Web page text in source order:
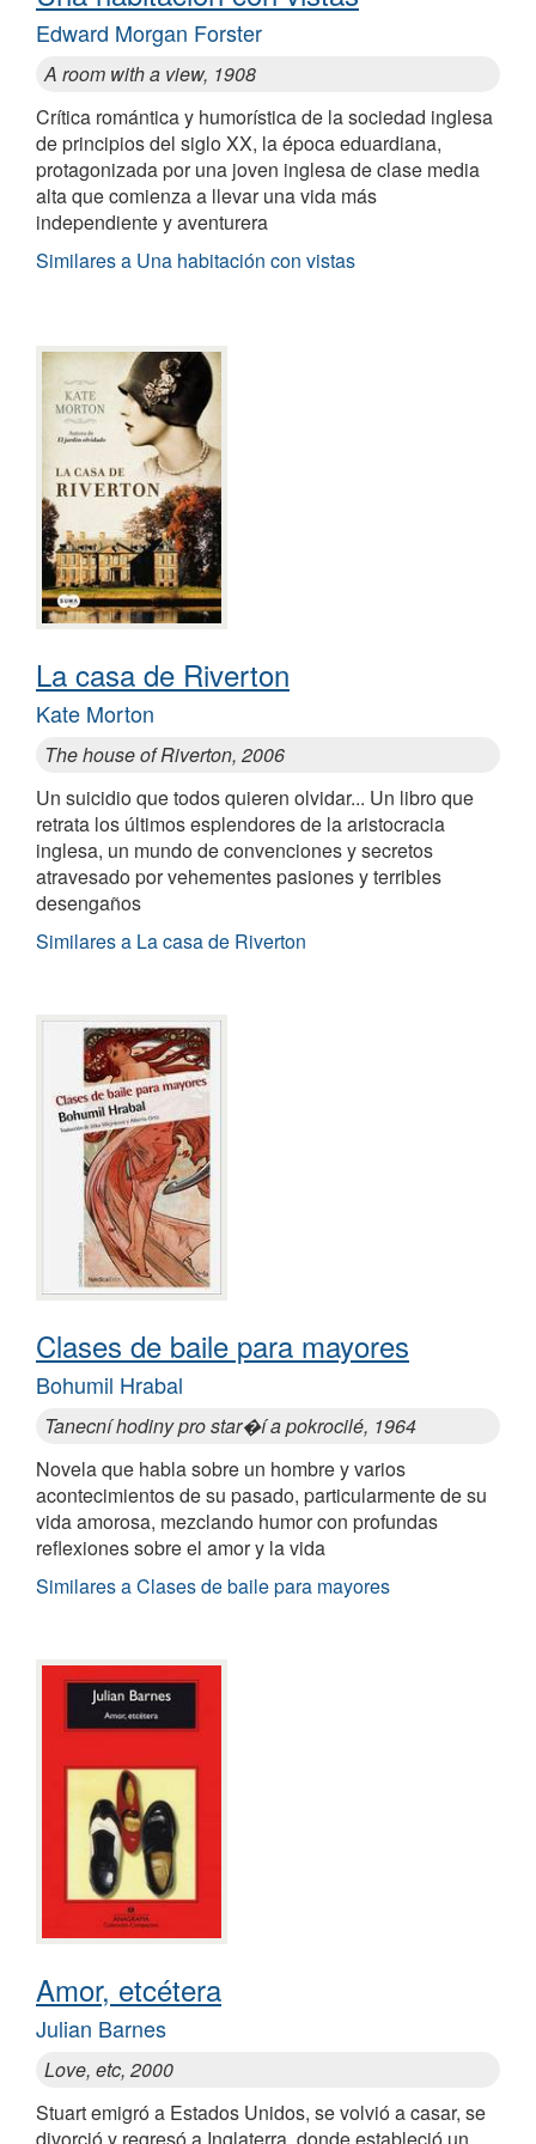
Edward Morgan Forster
A room with a view, 1908
Crítica romántica y humorística de la sociedad inglesa
de principios del siglo XX, la época eduardiana,
protagonizada por una joven inglesa de clase media
alta que comienza a llevar una vida más
independiente y aventurera
Similares a Una habitación con vistas
La casa de Riverton
Kate Morton
The house of Riverton, 2006
Un suicidio que todos quieren olvidar... Un libro que
retrata los últimos esplendores de la aristocracia
inglesa, un mundo de convenciones y secretos
atravesado por vehementes pasiones y terribles
desengaños
Similares a La casa de Riverton
Clases de baile para mayores
Bohumil Hrabal
Tanecní hodiny pro star�í a pokrocilé, 1964
Novela que habla sobre un hombre y varios
acontecimientos de su pasado, particularmente de su
vida amorosa, mezclando humor con profundas
reflexiones sobre el amor y la vida
Similares a Clases de baile para mayores
Amor, etcétera
Julian Barnes
Love, etc, 2000
Stuart emigró a Estados Unidos, se volvió a casar, se
divorció y regresó a Inglaterra, donde estableció un